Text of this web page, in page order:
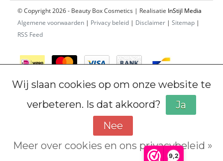
9,2
© Copyright 2026 - Beauty Box Cosmetics | Realisatie InStijl Media
Algemene voorwaarden | Privacy beleid | Disclaimer | Sitemap |
RSS Feed
Wij slaan cookies op om onze website te
verbeteren. Is dat akkoord?
Ja
Nee
Meer over cookies en ons privacybeleid »